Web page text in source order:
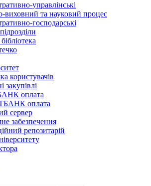
управлінські
виховний та науковий процес
господарські
користувачів
закупівлі
оплата
оплата
сервер
забезпечення
репозитарій